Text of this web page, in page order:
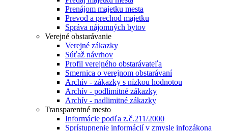
Prenájom majetku mesta
Prevod a prechod majetku
Správa nájomných bytov
Verejné obstarávanie
Verejné zákazky
Súťaž návrhov
Profil verejného obstarávateľa
Smernica o verejnom obstarávaní
Archív - zákazky s nízkou hodnotou
Archív - podlimitné zákazky
Archív - nadlimitné zákazky
Transparentné mesto
Informácie podľa z.č.211/2000
Sprístupnenie informácií v zmysle infozákona